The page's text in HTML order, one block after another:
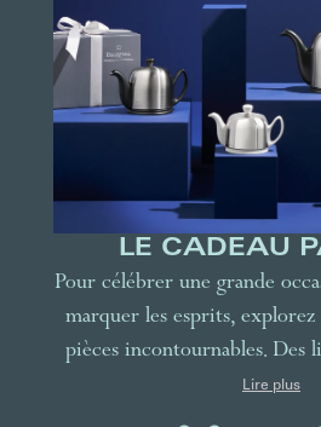
LE CADEAU
Pour célébrer une grande
marquer les esprits,
pièces incontournables. Des
Lire plus